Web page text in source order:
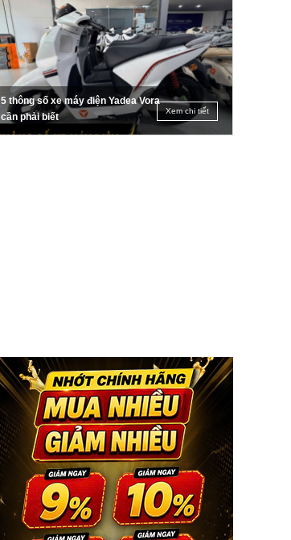
5 thông số xe máy điện Yadea Vora
cần phải biết
Xem chi tiết